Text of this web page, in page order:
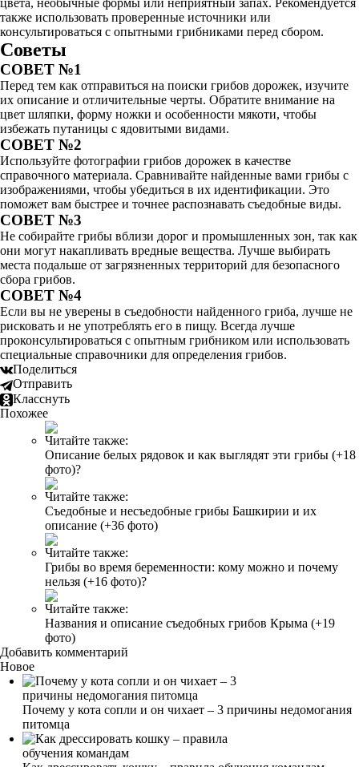
цвета, необычные формы или неприятный запах. Рекомендуется
также использовать проверенные источники или
консультироваться с опытными грибниками перед сбором.
Советы
СОВЕТ №1
Перед тем как отправиться на поиски грибов дорожек, изучите
их описание и отличительные черты. Обратите внимание на
цвет шляпки, форму ножки и особенности мякоти, чтобы
избежать путаницы с ядовитыми видами.
СОВЕТ №2
Используйте фотографии грибов дорожек в качестве
справочного материала. Сравнивайте найденные вами грибы с
изображениями, чтобы убедиться в их идентификации. Это
поможет вам быстрее и точнее распознавать съедобные виды.
СОВЕТ №3
Не собирайте грибы вблизи дорог и промышленных зон, так как
они могут накапливать вредные вещества. Лучше выбирать
места подальше от загрязненных территорий для безопасного
сбора грибов.
СОВЕТ №4
Если вы не уверены в съедобности найденного гриба, лучше не
рисковать и не употреблять его в пищу. Всегда лучше
проконсультироваться с опытным грибником или использовать
специальные справочники для определения грибов.
Поделиться
Отправить
Класснуть
Похожее
Читайте также:
Описание белых рядовок и как выглядят эти грибы (+18
фото)?
Читайте также:
Съедобные и несъедобные грибы Башкирии и их
описание (+36 фото)
Читайте также:
Грибы во время беременности: кому можно и почему
нельзя (+16 фото)?
Читайте также:
Названия и описание съедобных грибов Крыма (+19
фото)
Добавить комментарий
Новое
Почему у кота сопли и он чихает – 3 причины недомогания
питомца